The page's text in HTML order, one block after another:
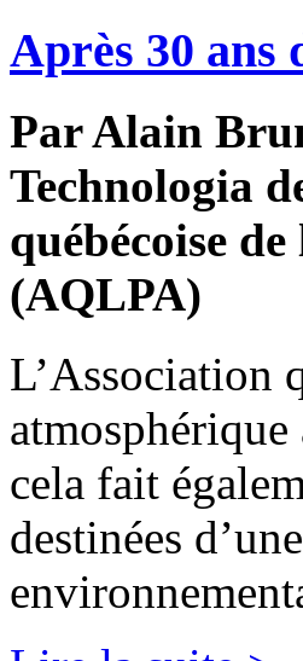
Après 30 ans
Par Alain
Technologia
québécoise
(AQLPA)
L’Association
atmosphérique
cela fait
destinées